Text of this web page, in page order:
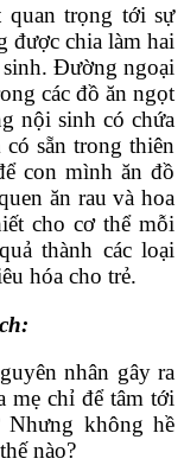
quan trọng tới sự
được chia làm hai
Đường ngoại
các đồ ăn ngọt
nội sinh có chứa
sẵn trong thiên
con mình ăn đồ
ăn rau và hoa
cho cơ thể mỗi
thành các loại
hóa cho trẻ.
nhân gây ra
mẹ chỉ để tâm tới
Nhưng không hề
nào?